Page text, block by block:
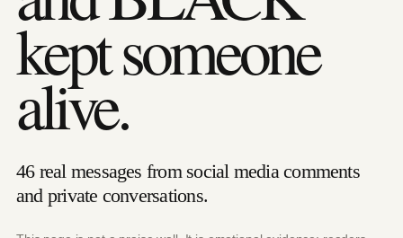
kept someone
alive.
46 real messages from social media comments
and private conversations.